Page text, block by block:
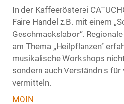
In der Kaffeerösterei
Faire Handel z.B. mit einem
Geschmackslabor“.
am Thema „Heilpflanzen“
musikalische Workshops
sondern auch Verständnis für
vermitteln.
MOIN